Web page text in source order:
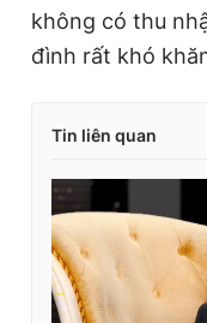
không có thu
đình rất khó
Tin liên quan